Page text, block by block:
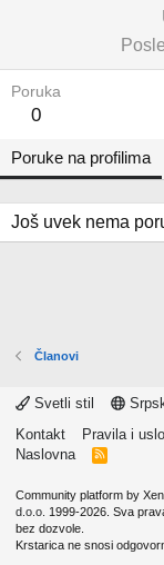
Poruka
0
Poruke na profilima
Još uvek nema
Članovi
Svetli stil
Kontakt
Pravila i
Naslovna
R
Community platform by
d.o.o. 1999-2026. Sva
bez dozvole.
Krstarica ne snosi